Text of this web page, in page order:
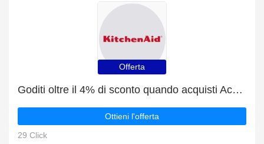
Offerta
Goditi oltre il 4% di sconto quando acquisti Accessori per macchine da caffè
Ottieni l'offerta
29 Click